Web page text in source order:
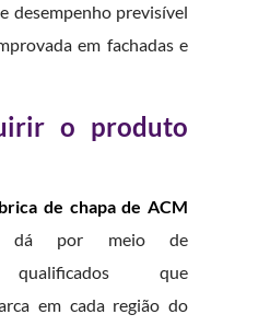
desempenho previsível
em fachadas e
o produto
de chapa de ACM
dá por meio de
qualificados que
em cada região do